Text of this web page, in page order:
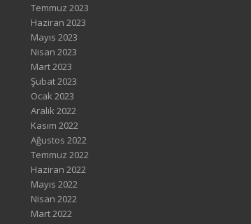
Temmuz 2023
Haziran 2023
Mayıs 2023
Nisan 2023
Mart 2023
Şubat 2023
Ocak 2023
Aralık 2022
Kasım 2022
Ağustos 2022
Temmuz 2022
Haziran 2022
Mayıs 2022
Nisan 2022
Mart 2022